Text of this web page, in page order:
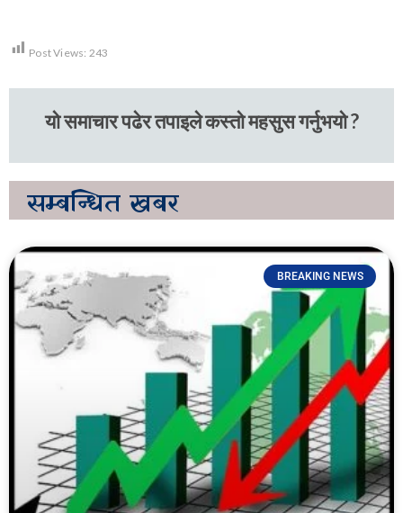
Post Views: 243
यो समाचार पढेर तपाइले कस्तो महसुस गर्नुभयो ?
सम्बन्धित खबर
BREAKING NEWS